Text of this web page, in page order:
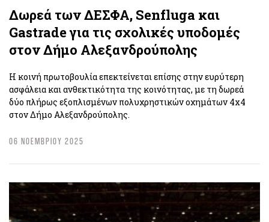
Δωρεά των ΔΕΣΦΑ, Senfluga και
Gastrade για τις σχολικές υποδομές
στον Δήμο Αλεξανδρούπολης
Η κοινή πρωτοβουλία επεκτείνεται επίσης στην ευρύτερη
ασφάλεια και ανθεκτικότητα της κοινότητας, με τη δωρεά
δύο πλήρως εξοπλισμένων πολυχρηστικών οχημάτων 4x4
στον Δήμο Αλεξανδρούπολης.
06 ΝΟΕΜΒΡΙΟΥ 2025